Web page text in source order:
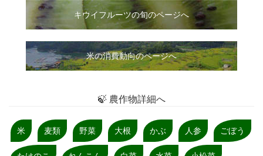
キウイフルーツの旬のページへ
米の消費動向のページへ
🍃 農作物詳細へ
米 麦類 野菜 大根 かぶ 人参 ごぼう